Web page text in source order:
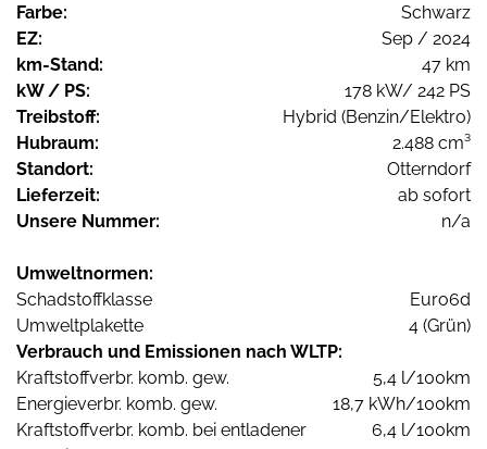
Farbe:
Schwarz
EZ:
Sep / 2024
km-Stand:
47 km
kW / PS:
178 kW/ 242 PS
Treibstoff:
Hybrid (Benzin/Elektro)
Hubraum:
2.488 cm³
Standort:
Otterndorf
Lieferzeit:
ab sofort
Unsere Nummer:
n/a
Umweltnormen:
Schadstoffklasse
Euro6d
Umweltplakette
4 (Grün)
Verbrauch und Emissionen nach WLTP:
Kraftstoffverbr. komb. gew.
5,4 l/100km
Energieverbr. komb. gew.
18,7 kWh/100km
Kraftstoffverbr. komb. bei entladener
6,4 l/100km